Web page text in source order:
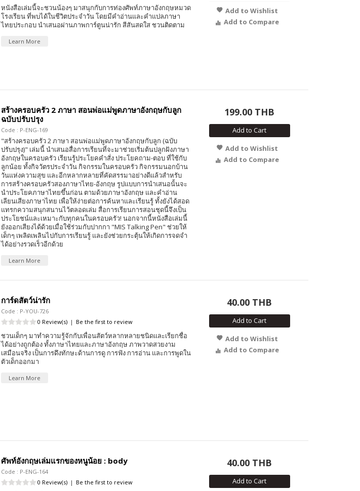
หนังสือเล่มนี้จะชวนน้องๆ มาสนุกกับการท่องศัพท์ภาษาอังกฤษหมวด
โรงเรียน ที่พบได้ในชีวิตประจำวัน โดยมีคำอ่านและคำแปลภาษา
ไทยประกอบ นำเสนอผ่านภาพการ์ตูนน่ารัก สีสันสดใส ชวนติดตาม
Learn More
Add to Wishlist
Add to Compare
สร้างครอบครัว 2 ภาษา สอนพ่อแม่พูดภาษาอังกฤษกับลูก
ฉบับปรับปรุง
Code : P-ENG-169
"สร้างครอบครัว 2 ภาษา สอนพ่อแม่พูดภาษาอังกฤษกับลูก (ฉบับ
ปรับปรุง)" เล่มนี้ นำเสนอสื่อการเรียนที่จะมาช่วยเริ่มต้นปลูกฝังภาษา
อังกฤษในครอบครัว เรียนรู้ประโยคคำสั่ง ประโยคถาม-ตอบ ที่ใช้กับ
ลูกน้อย ทั้งกิจวัตรประจำวัน กิจกรรมในครอบครัว กิจกรรมนอกบ้าน
วันแห่งความสุข และอีกหลากหลายที่คัดสรรมาอย่างดีแล้วสำหรับ
การสร้างครอบครัวสองภาษาไทย-อังกฤษ รูปแบบการนำเสนอนั้นจะ
นำประโยคภาษาไทยขึ้นก่อน ตามด้วยภาษาอังกฤษ และคำอ่าน
เลียนเสียงภาษาไทย เพื่อให้ง่ายต่อการค้นหาและเรียนรู้ ทั้งยังได้สอด
แทรกความสนุกสนานไว้ตลอดเล่ม สื่อการเรียนการสอนชุดนี้จึงเป็น
ประโยชน์และเหมาะกับทุกคนในครอบครัว! นอกจากนี้หนังสือเล่มนี้
ยังออกเสียงได้ด้วยเมื่อใช้ร่วมกับปากกา "MIS Talking Pen" ช่วยให้
เด็กๆ เพลิดเพลินไปกับการเรียนรู้ และยังช่วยกระตุ้นให้เกิดการจดจำ
ได้อย่างรวดเร็วอีกด้วย
Learn More
199.00 THB
Add to Cart
Add to Wishlist
Add to Compare
การ์ดสัตว์น่ารัก
Code : P-YOU-726
0 Review(s) | Be the first to review
ชวนเด็กๆ มาทำความรู้จักกับเพื่อนสัตว์หลากหลายชนิดและเรียกชื่อ
ได้อย่างถูกต้อง ทั้งภาษาไทยและภาษาอังกฤษ ภาพวาดสวยงาม
เสมือนจริง เป็นการดึงทักษะด้านการดู การฟัง การอ่าน และการพูดใน
ตัวเด็กออกมา
Learn More
40.00 THB
Add to Cart
Add to Wishlist
Add to Compare
ศัพท์อังกฤษเล่มแรกของหนูน้อย : body
Code : P-ENG-164
0 Review(s) | Be the first to review
40.00 THB
Add to Cart